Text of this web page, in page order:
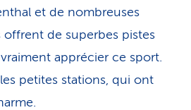
et de nombreuses
offrent de superbes pistes
apprécier ce sport.
petites stations, qui ont